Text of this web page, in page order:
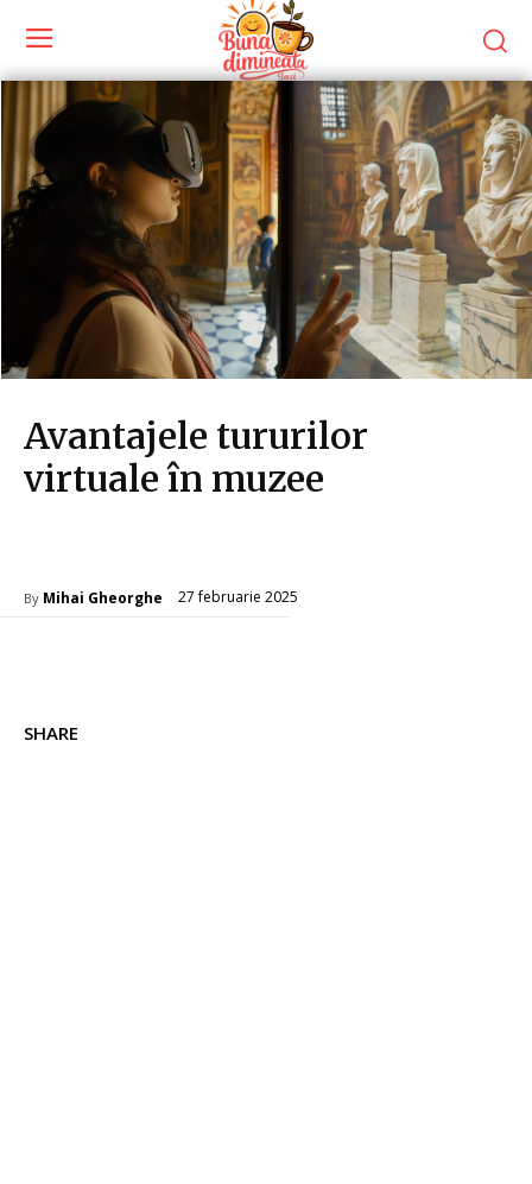
Avantajele tururilor
virtuale în muzee
By Mihai Gheorghe 27 februarie 2025
SHARE